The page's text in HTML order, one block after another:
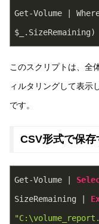
Get-Volume |
このスクリプトは、全
ィルタリングして表示
です。
CSV形式で保存
Get-Volume |
SizeRemaining |